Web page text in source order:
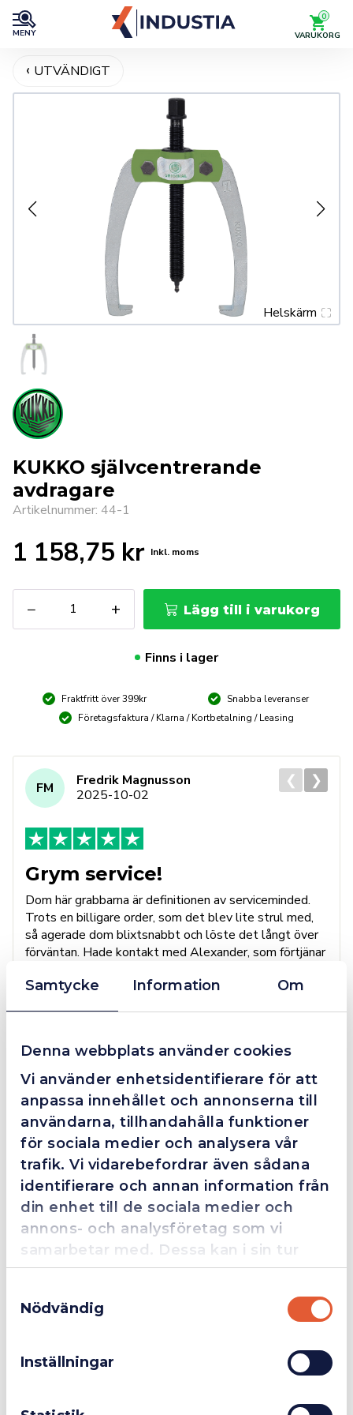
Samtycke Information Om
Denna webbplats använder cookies
Vi använder enhetsidentifierare för att
anpassa innehållet och annonserna till
användarna, tillhandahålla funktioner
för sociala medier och analysera vår
trafik. Vi vidarebefordrar även sådana
identifierare och annan information från
din enhet till de sociala medier och
annons- och analysföretag som vi
samarbetar med. Dessa kan i sin tur
kombinera informationen med annan
information som du har tillhandahållit
eller som de har samlat in när du har
Nödvändig
Inställningar
MENY
0
VARUKORG
Exkl. moms
Privatperson Inkl. moms
UTVÄNDIGT
Helskärm
KUKKO självcentrerande
avdragare
Artikelnummer: 44-1
1 158,75 kr Inkl. moms
−
självcentrerande
avdragare
+ Lägg till i varukorg
Finns i lager
Fraktfritt över 399kr
Snabba leveranser
Företagsfaktura / Klarna / Kortbetalning / Leasing
4.4 10 Reviews
FM
Fredrik Magnusson
2025-10-02
Grym service!
Dom här grabbarna är definitionen av serviceminded.
Trots en billigare order, som det blev lite strul med,
så agerade dom blixtsnabbt och löste det långt över
förväntan. Hade kontakt med Alexander, som förtjänar
❮ ❯
Beskrivning
KUKKO självcentrerande avdragare
KUKKO Universell 2-armad avdragare. Självcentrerande
standardkäftar.
Längd 100 mm, Höjd 100.
Ytterligare Information
Bilagor